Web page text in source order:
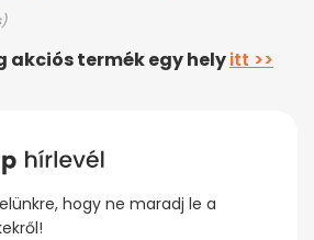
akciós termék egy helyitt >>
hogy ne maradj le a